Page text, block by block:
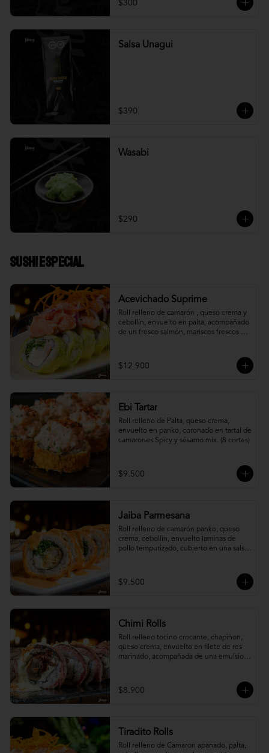
$300
Salsa Unagui
$390
Wasabi
$290
Sushi Especial
Acevichado Suprime
Roll relleno de camarón , queso crema y
cebollín, envuelto en palta, acompañado
de un fresco salmón, mariscos frescos en
$12.900
Ebi Tartar
Roll relleno de Palta, queso crema,
envuelto en panko, coronado en tartal de
camarones Spicy y sésamo mix. (8 cortes)
$9.500
Jaiba Parmesana
Roll relleno de camarón panko, queso
crema, cebollín, envuelto laminas de
pollo tempurizado, cubierto en una salsa
$9.500
Chimi Rolls
Roll relleno tocino crocante, chapiñon,
queso crema, envuelto en filete de res
marinado, acompañada de una emulsion
$8.900
Tiradito Rolls
Roll relleno de Camaron apanado, palta,